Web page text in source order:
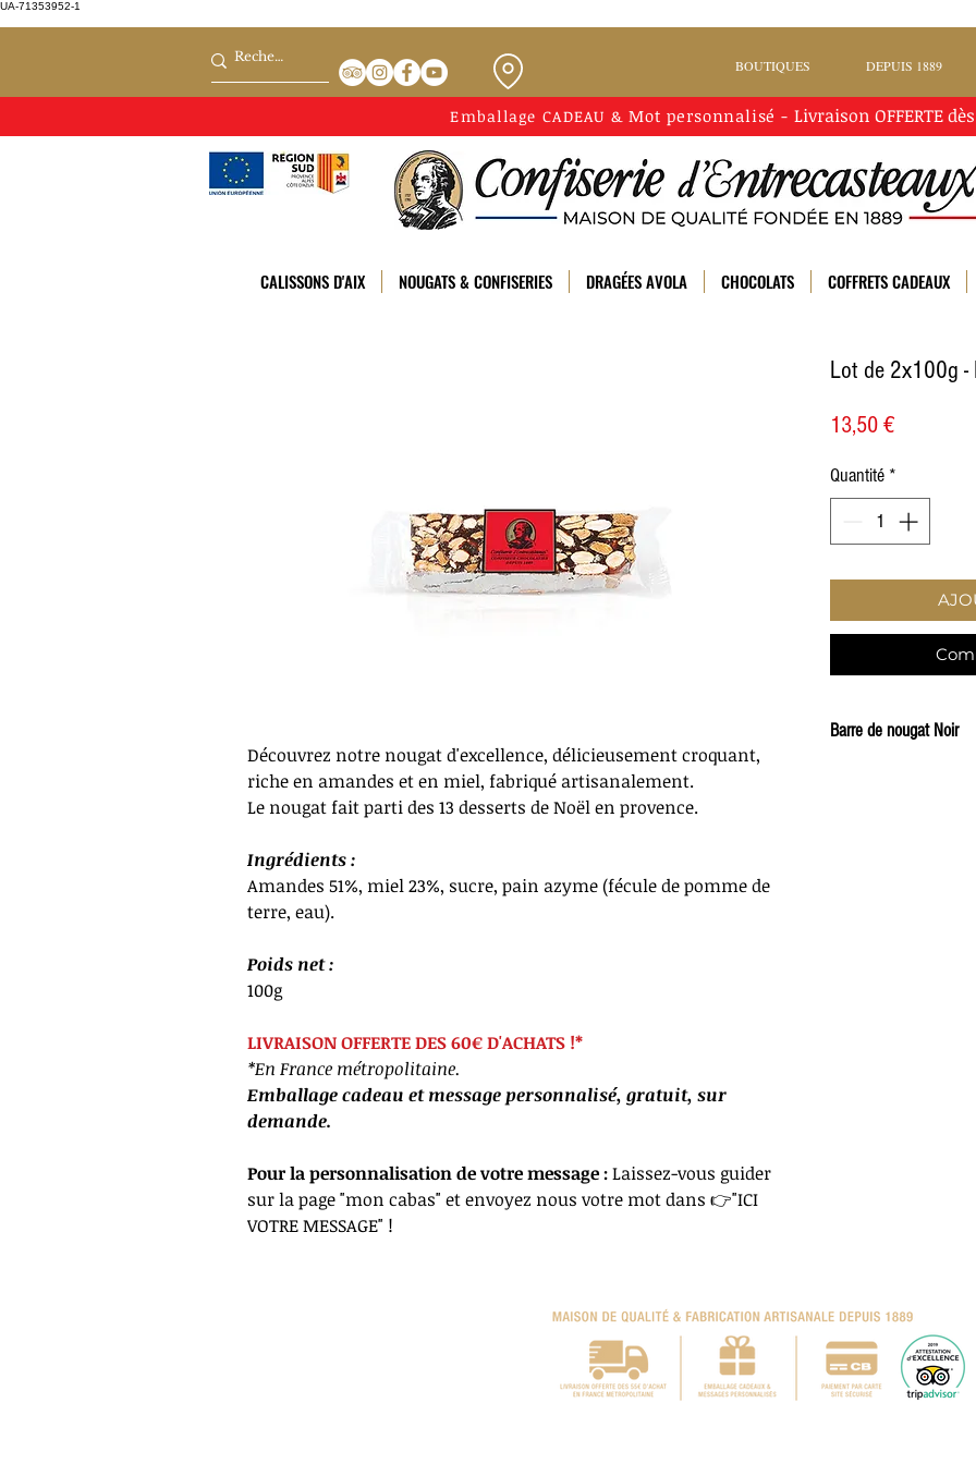
UA-71353952-1
BOUTIQUES DEPUIS 1889
Emballage CADEAU &Mot personnalisé - Livraison OFFERTE
CALISSONS D'AIX NOUGATS & CONFISERIES DRAGÉES AVOLA CHOCOLATS COFFRETS CADEAUX
Découvrez notre nougat d'excellence, délicieusement croquant,
riche en amandes et en miel, fabriqué artisanalement.
Le nougat fait parti des 13 desserts de Noël en provence.
Ingrédients :
Amandes 51%, miel 23%, sucre, pain azyme (fécule de pomme de
terre, eau).
Poids net :
100g
LIVRAISON OFFERTE DES 60€ D'ACHATS !*
*En France métropolitaine.
Emballage cadeau et message personnalisé, gratuit, sur
demande.
Pour la personnalisation de votre message :Laissez-vous guider
sur la page "mon cabas" et envoyez nous votre mot dans 👉"ICI
VOTRE MESSAGE" !
Lot de 2x100g -
13,50 €Prix
Quantité *
Barre de nougat Noir